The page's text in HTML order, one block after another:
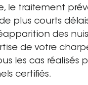
le traitement
plus courts
des
de votre
les cas réalisés
certifiés.